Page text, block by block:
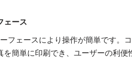
ェース
フェースにより操作が簡単です。
簡単に印刷でき、ユーザーの利便